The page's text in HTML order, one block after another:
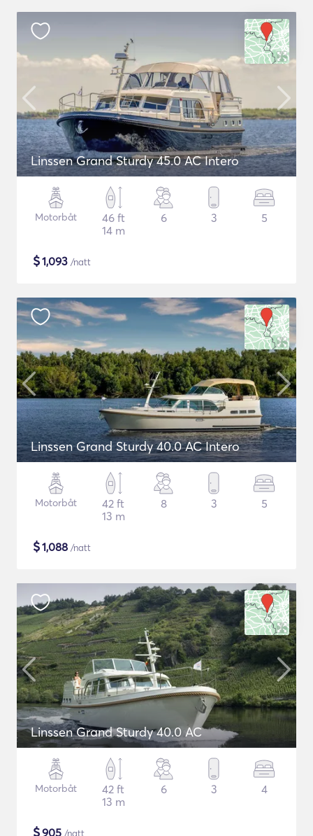
Linssen Grand Sturdy 45.0 AC Intero
Motorbåt
46 ft
14 m
6 3 5
$1,093 /natt
Linssen Grand Sturdy 40.0 AC Intero
Motorbåt
42 ft
13 m
8 3 5
$1,088 /natt
Linssen Grand Sturdy 40.0 AC
Motorbåt
42 ft
13 m
6 3 4
$905 /natt